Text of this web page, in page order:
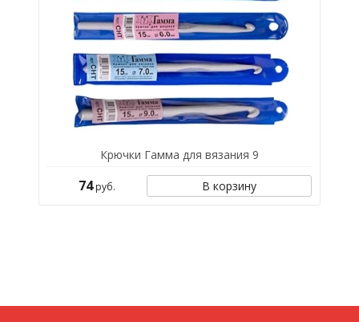
Крючки Гамма для вязания 9
74руб. В корзину